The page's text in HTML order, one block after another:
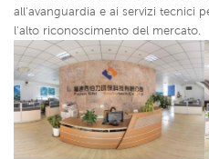
all'avanguardia e ai servizi tecnici
l'alto riconoscimento del mercato.